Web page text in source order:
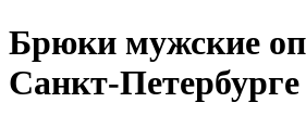
Брюки мужские
Санкт-Петербурге